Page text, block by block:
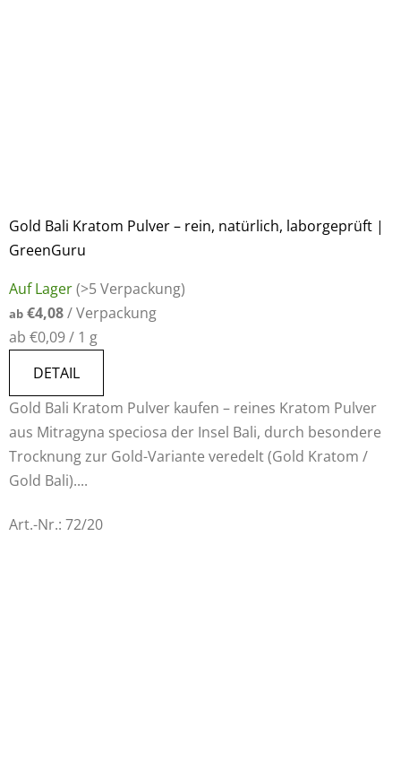
Gold Bali Kratom Pulver – rein, natürlich, laborgeprüft |
GreenGuru
durchschnittliche
Produktbewertung
ist
von
5
Sternen.
Auf Lager(>5 Verpackung)
ab €4,08/ Verpackung
Verkaufspreis:
ab €0,09 / 1 g
DETAIL
Gold Bali Kratom Pulver kaufen – reines Kratom Pulver
aus Mitragyna speciosa der Insel Bali, durch besondere
Trocknung zur Gold-Variante veredelt (Gold Kratom /
Gold Bali)....
Art.-Nr.: 72/20